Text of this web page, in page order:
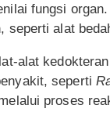
fungsi
seperti alat
alat
seperti
proses